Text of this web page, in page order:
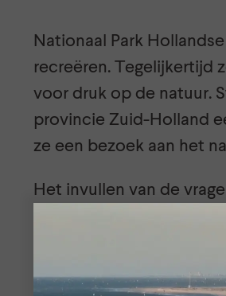
Nationaal Park
recreëren. Tegelijkertijd
voor druk op de natuur.
provincie Zuid-Holland
ze een bezoek aan het
Het invullen van de
Klik hiervoor de